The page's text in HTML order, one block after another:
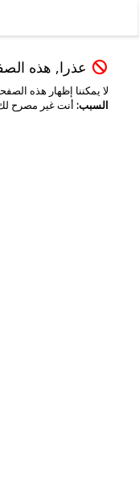
عذرا, هذه
لا يمكننا إظهار هذه
السبب: أنت غير مصرح